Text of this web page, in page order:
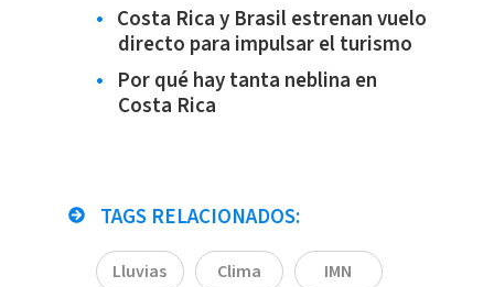
Costa Rica y Brasil estrenan vuelo
directo para impulsar el turismo
Por qué hay tanta neblina en
Costa Rica
TAGS RELACIONADOS:
Lluvias Clima IMN